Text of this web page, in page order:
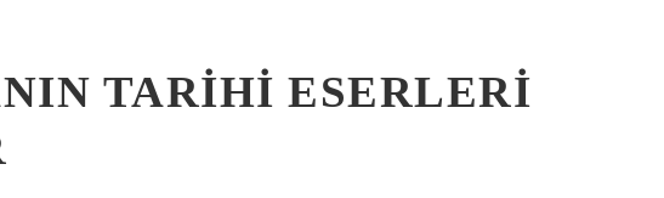
TARIHI ESERLERI